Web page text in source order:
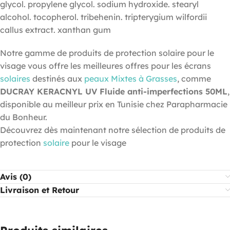
glycol. propylene glycol. sodium hydroxide. stearyl
alcohol. tocopherol. tribehenin. tripterygium wilfordii
callus extract. xanthan gum
Notre gamme de produits de protection solaire pour le
visage vous offre les meilleures offres pour les écrans
solaires destinés aux peaux Mixtes à Grasses, comme
DUCRAY KERACNYL UV Fluide anti-imperfections 50ML,
disponible au meilleur prix en Tunisie chez Parapharmacie
du Bonheur.
Découvrez dès maintenant notre sélection de produits de
protection solaire pour le visage
Avis (0)
Livraison et Retour